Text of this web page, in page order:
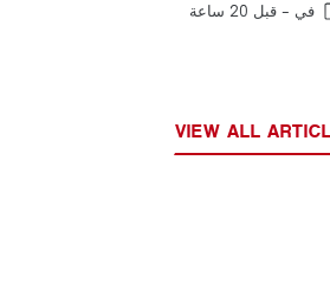
في - قبل 20 ساعة
VIEW ALL